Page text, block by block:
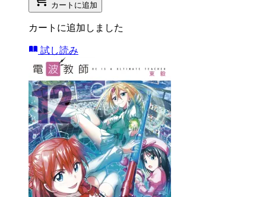
カートに追加
カートに追加しました
試し読み